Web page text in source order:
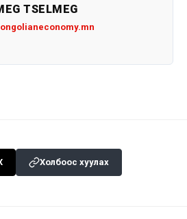
TSELMEG
Холбоос хуулах